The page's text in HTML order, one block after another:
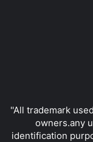
''All trademark
owners.any
identification